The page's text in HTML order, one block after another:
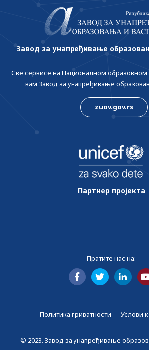
Завод за унапређивање
Све сервисе на Националном образовном
вам Завод за унапређивање
zuov.gov.rs
Партнер пројекта
Пратите нас на:
Политика приватности Услови
© 2023. Завод за унапређивање